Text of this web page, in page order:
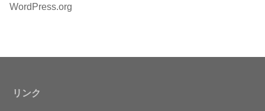
WordPress.org
リンク